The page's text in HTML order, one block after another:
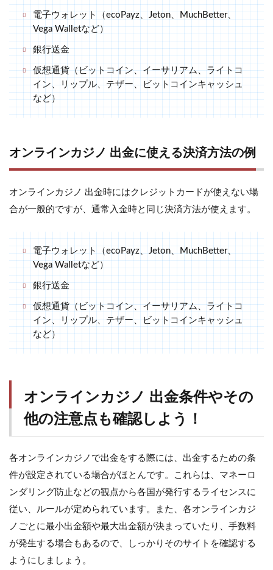
電子ウォレット（ecoPayz、Jeton、MuchBetter、
Vega Walletなど）
銀行送金
仮想通貨（ビットコイン、イーサリアム、ライトコ
イン、リップル、テザー、ビットコインキャッシュ
など）
オンラインカジノ 出金に使える決済方法の例
オンラインカジノ 出金時にはクレジットカードが使えない場
合が一般的ですが、通常入金時と同じ決済方法が使えます。
電子ウォレット（ecoPayz、Jeton、MuchBetter、
Vega Walletなど）
銀行送金
仮想通貨（ビットコイン、イーサリアム、ライトコ
イン、リップル、テザー、ビットコインキャッシュ
など）
オンラインカジノ 出金条件やその
他の注意点も確認しよう！
各オンラインカジノで出金をする際には、出金するための条
件が設定されている場合がほとんです。これらは、マネーロ
ンダリング防止などの観点から各国が発行するライセンスに
従い、ルールが定められています。また、各オンラインカジ
ノごとに最小出金額や最大出金額が決まっていたり、手数料
が発生する場合もあるので、しっかりそのサイトを確認する
ようにしましょう。